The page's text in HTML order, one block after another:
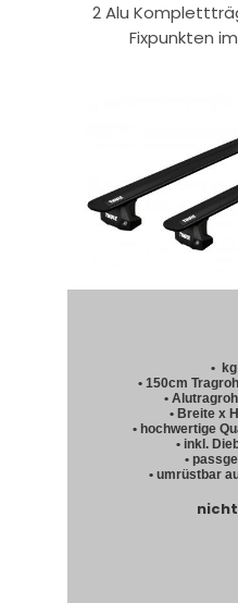
2 Alu
Fixpunkten
•
• 150cm
•
• Breite x
• hochwertige
• inkl.
•
• umrüstbar